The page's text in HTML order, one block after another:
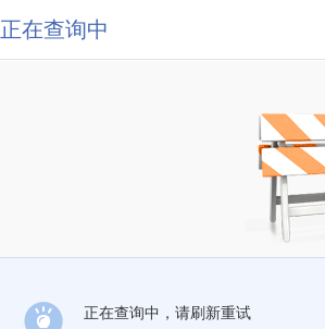
正在查询中
正在查询中，请刷新重试